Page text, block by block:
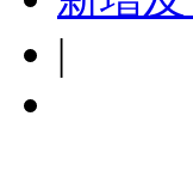
|